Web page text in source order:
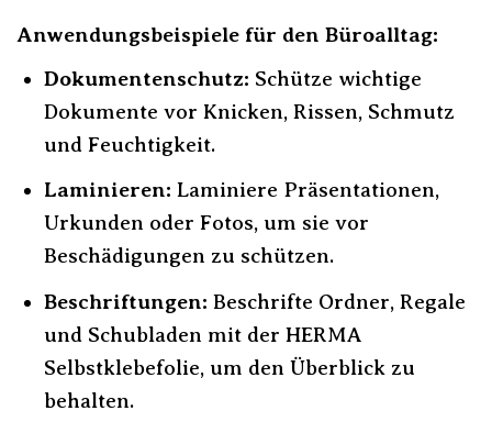
Anwendungsbeispiele für den Büroalltag:
Dokumentenschutz: Schütze wichtige
Dokumente vor Knicken, Rissen, Schmutz
und Feuchtigkeit.
Laminieren: Laminiere Präsentationen,
Urkunden oder Fotos, um sie vor
Beschädigungen zu schützen.
Beschriftungen: Beschrifte Ordner, Regale
und Schubladen mit der HERMA
Selbstklebefolie, um den Überblick zu
behalten.